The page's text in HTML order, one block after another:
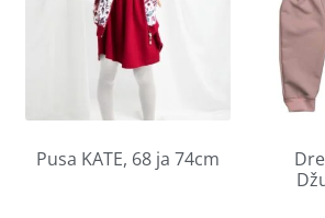
Pusa KATE, 68 ja 74cm